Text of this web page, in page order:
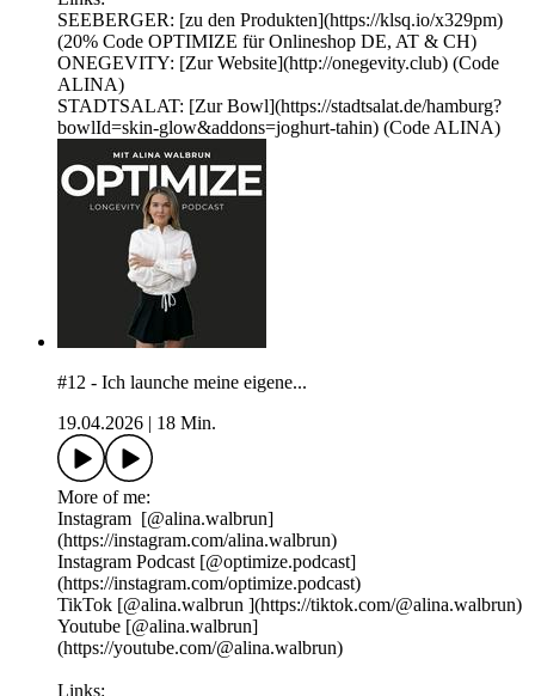
SEEBERGER: [zu den Produkten](https://klsq.io/x329pm)
(20% Code OPTIMIZE für Onlineshop DE, AT & CH)
ONEGEVITY: [Zur Website](http://onegevity.club) (Code
ALINA)
STADTSALAT: [Zur Bowl](https://stadtsalat.de/hamburg?
bowlId=skin-glow&addons=joghurt-tahin) (Code ALINA)
#12 - Ich launche meine eigene...
19.04.2026
18 Min.
More of me:
Instagram ⁠⁠⁠⁠⁠[@alina.walbrun⁠⁠⁠⁠⁠⁠⁠]
(https://instagram.com/alina.walbrun)
Instagram Podcast ⁠⁠⁠[@optimize.podcast⁠⁠⁠]
(https://instagram.com/optimize.podcast)
TikTok⁠⁠ ⁠⁠⁠⁠⁠⁠⁠[@alina.walbrun⁠⁠⁠⁠⁠⁠ ⁠⁠⁠](https://tiktok.com/@alina.walbrun)
Youtube ⁠⁠⁠⁠⁠⁠[@alina.walbrun⁠⁠⁠⁠⁠⁠]
(https://youtube.com/@alina.walbrun)
Links: